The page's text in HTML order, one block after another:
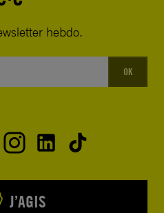
hebdo.
OK
J’AGIS